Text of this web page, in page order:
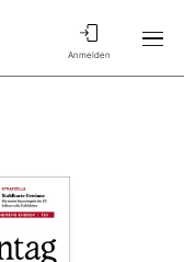
Anmelden